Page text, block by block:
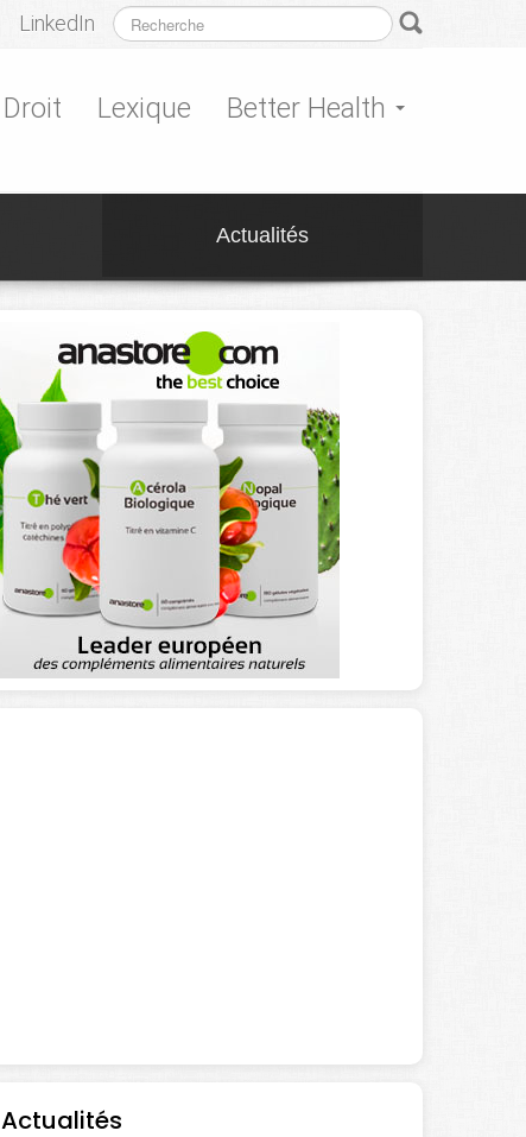
LinkedIn
Droit Lexique Better Health
Actualités
Actualités